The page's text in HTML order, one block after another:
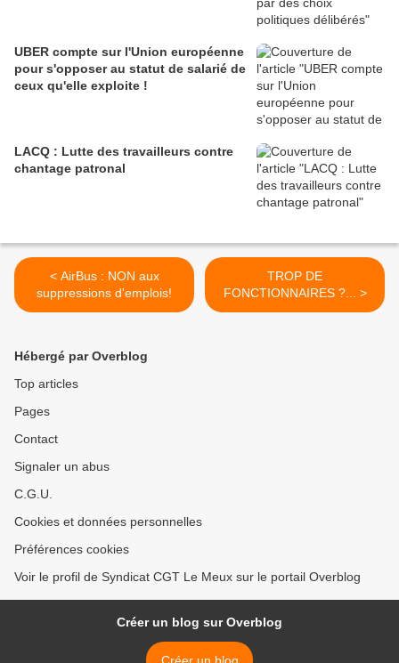
UBER compte sur l'Union européenne
pour s'opposer au statut de salarié de
ceux qu'elle exploite !
LACQ : Lutte des travailleurs contre
chantage patronal
< AirBus : NON aux
suppressions d'emplois!
TROP DE
FONCTIONNAIRES ?... >
Hébergé par Overblog
Top articles
Pages
Contact
Signaler un abus
C.G.U.
Cookies et données personnelles
Préférences cookies
Voir le profil de Syndicat CGT Le Meux sur le portail Overblog
Créer un blog sur Overblog
Créer un blog